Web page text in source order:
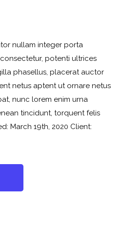
nullam integer porta
potenti ultrices
phasellus, placerat auctor
netus aptent ut ornare netus
nunc lorem enim urna
tincidunt, torquent felis
March 19th, 2020 Client: